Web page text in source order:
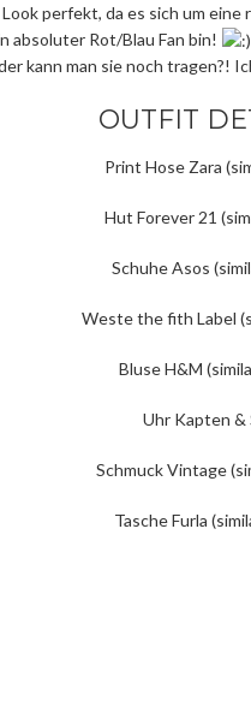
perfekt, da es sich um
absoluter Rot/Blau Fan bin!
kann man sie noch tragen?!
OUTFIT
Print Hose Zara
Hut Forever 21
Schuhe Asos
Weste the fith Label
Bluse H&M
Uhr Kapten &
Schmuck Vintage
Tasche Furla